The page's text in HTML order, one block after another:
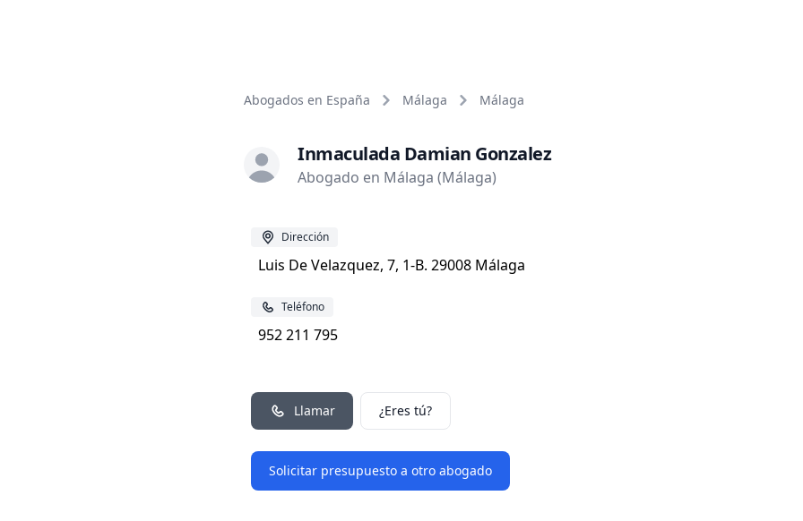
Abogados en España Málaga Málaga
Inmaculada Damian Gonzalez
Abogado en Málaga (Málaga)
Dirección
Luis De Velazquez, 7, 1-B. 29008 Málaga
Teléfono
952 211 795
Llamar ¿Eres tú?
Solicitar presupuesto a otro abogado